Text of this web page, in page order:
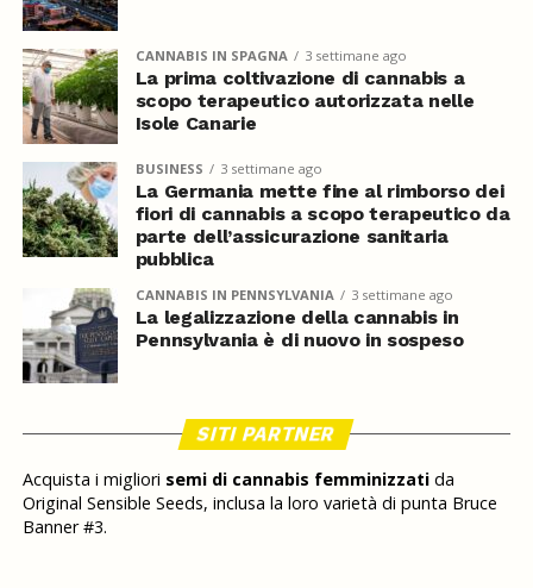
CANNABIS IN SPAGNA 3 settimane ago
La prima coltivazione di cannabis a
scopo terapeutico autorizzata nelle
Isole Canarie
BUSINESS 3 settimane ago
La Germania mette fine al rimborso dei
fiori di cannabis a scopo terapeutico da
parte dell’assicurazione sanitaria
pubblica
CANNABIS IN PENNSYLVANIA 3 settimane ago
La legalizzazione della cannabis in
Pennsylvania è di nuovo in sospeso
SITI PARTNER
Acquista i migliori semi di cannabis femminizzatida
Original Sensible Seeds, inclusa la loro varietà di punta Bruce
Banner #3.